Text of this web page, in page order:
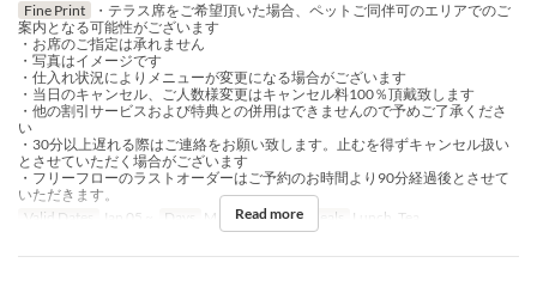
Fine Print
・テラス席をご希望頂いた場合、ペットご同伴可のエリアでのご
案内となる可能性がございます
・お席のご指定は承れません
・写真はイメージです
・仕入れ状況によりメニューが変更になる場合がございます
・当日のキャンセル、ご人数様変更はキャンセル料100％頂戴致します
・他の割引サービスおよび特典との併用はできませんので予めご了承くださ
い
・30分以上遅れる際はご連絡をお願い致します。止むを得ずキャンセル扱い
とさせていただく場合がございます
・フリーフローのラストオーダーはご予約のお時間より90分経過後とさせて
いただきます。
Valid Dates
Jan 05 ~ Days M, Tu, W, Th, F Meals Lunch, Tea
Read more